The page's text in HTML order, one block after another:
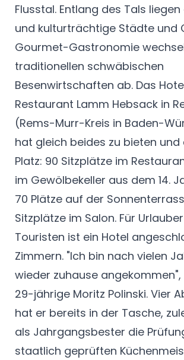
Flusstal. Entlang des Tals
und kulturträchtige Städte und
Gourmet-Gastronomie
traditionellen schwäbischen
Besenwirtschaften ab. Das
Restaurant Lamm Hebsack in
(Rems-Murr-Kreis in Baden-
hat gleich beides zu bieten und
Platz: 90 Sitzplätze im
im Gewölbekeller aus dem 14.
70 Plätze auf der
Sitzplätze im Salon. Für
Touristen ist ein Hotel
Zimmern. "Ich bin nach vielen
wieder zuhause
29-jährige Moritz Polinski. Vier
hat er bereits in der Tasche,
als Jahrgangsbester die
staatlich geprüften